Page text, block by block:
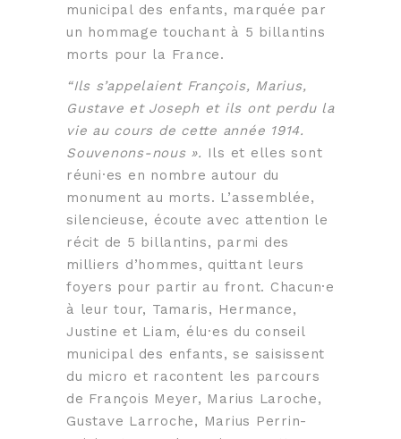
municipal des enfants, marquée par
un hommage touchant à 5 billantins
morts pour la France.
“Ils s’appelaient François, Marius,
Gustave et Joseph et ils ont perdu la
vie au cours de cette année 1914.
Souvenons-nous ». Ils et elles sont
réuni·es en nombre autour du
monument au morts. L’assemblée,
silencieuse, écoute avec attention le
récit de 5 billantins, parmi des
milliers d’hommes, quittant leurs
foyers pour partir au front. Chacun·e
à leur tour, Tamaris, Hermance,
Justine et Liam, élu·es du conseil
municipal des enfants, se saisissent
du micro et racontent les parcours
de François Meyer, Marius Laroche,
Gustave Larroche, Marius Perrin-